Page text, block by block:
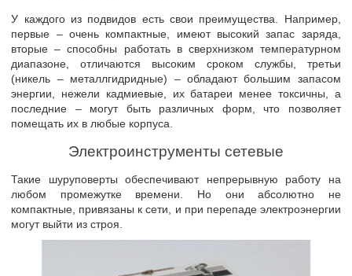
У каждого из подвидов есть свои преимущества. Например,
первые – очень компактные, имеют высокий запас заряда,
вторые – способны работать в сверхнизком температурном
диапазоне, отличаются высоким сроком службы, третьи
(никель – металлгидридные) – обладают большим запасом
энергии, нежели кадмиевые, их батареи менее токсичны, а
последние – могут быть различных форм, что позволяет
помещать их в любые корпуса.
Электроинструменты сетевые
Такие шуруповерты обеспечивают непрерывную работу на
любом промежутке времени. Но они абсолютно не
компактные, привязаны к сети, и при перепаде электроэнергии
могут выйти из строя.